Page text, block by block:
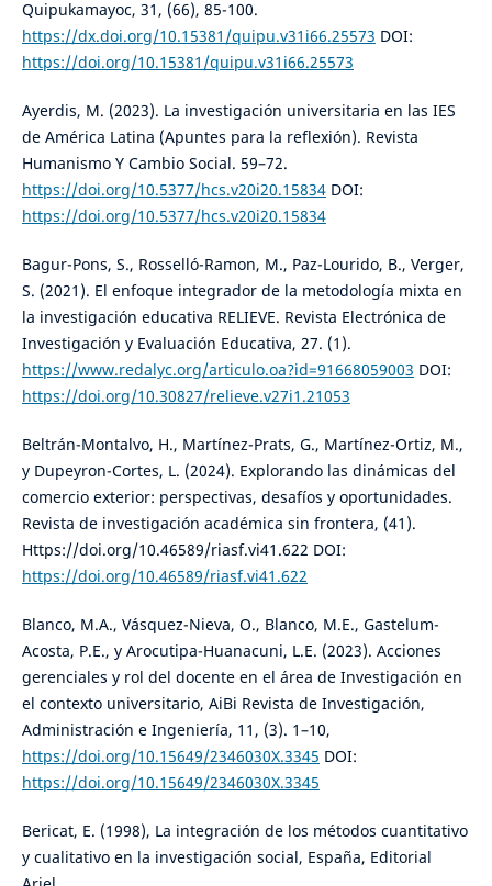
Quipukamayoc, 31, (66), 85-100.
https://dx.doi.org/10.15381/quipu.v31i66.25573 DOI:
https://doi.org/10.15381/quipu.v31i66.25573
Ayerdis, M. (2023). La investigación universitaria en las IES
de América Latina (Apuntes para la reflexión). Revista
Humanismo Y Cambio Social. 59–72.
https://doi.org/10.5377/hcs.v20i20.15834DOI:
https://doi.org/10.5377/hcs.v20i20.15834
Bagur-Pons, S., Rosselló-Ramon, M., Paz-Lourido, B., Verger,
S. (2021). El enfoque integrador de la metodología mixta en
la investigación educativa RELIEVE. Revista Electrónica de
Investigación y Evaluación Educativa, 27. (1).
https://www.redalyc.org/articulo.oa?id=91668059003 DOI:
https://doi.org/10.30827/relieve.v27i1.21053
Beltrán-Montalvo, H., Martínez-Prats, G., Martínez-Ortiz, M.,
y Dupeyron-Cortes, L. (2024). Explorando las dinámicas del
comercio exterior: perspectivas, desafíos y oportunidades.
Revista de investigación académica sin frontera, (41).
Https://doi.org/10.46589/riasf.vi41.622 DOI:
https://doi.org/10.46589/riasf.vi41.622
Blanco, M.A., Vásquez-Nieva, O., Blanco, M.E., Gastelum-
Acosta, P.E., y Arocutipa-Huanacuni, L.E. (2023). Acciones
gerenciales y rol del docente en el área de Investigación en
el contexto universitario, AiBi Revista de Investigación,
Administración e Ingeniería, 11, (3). 1–10,
https://doi.org/10.15649/2346030X.3345 DOI:
https://doi.org/10.15649/2346030X.3345
Bericat, E. (1998), La integración de los métodos cuantitativo
y cualitativo en la investigación social, España, Editorial